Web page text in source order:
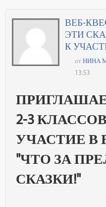
ВЕБ-
ЭТИ
К
от НИНА
13:53
2-3
УЧАСТИЕ В
"ЧТО ЗА
СКАЗКИ!"